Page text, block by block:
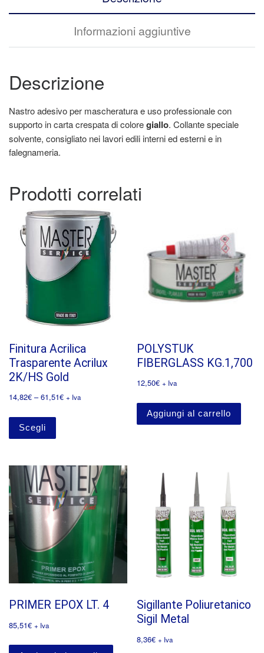
Informazioni aggiuntive
Descrizione
Nastro adesivo per mascheratura e uso professionale con
supporto in carta crespata di coloregiallo. Collante speciale
solvente, consigliato nei lavori edili interni ed esterni e in
falegnameria.
Prodotti correlati
Finitura Acrilica
Trasparente Acrilux
2K/HS Gold
14,82€ –61,51€ + Iva
Scegli
POLYSTUK
FIBERGLASS KG.1,700
12,50€ + Iva
Aggiungi al carrello
PRIMER EPOX LT. 4
85,51€ + Iva
Sigillante Poliuretanico
Sigil Metal
8,36€ + Iva